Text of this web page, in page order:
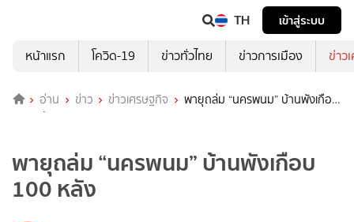
TH
เข้าสู่ระบบ
หน้าแรก
โควิด-19 ข่าวทั่วไทย ข่าวการเมือง ข่าว
อ่าน ข่าว ข่าวเศรษฐกิจ
พายุถล่ม “นครพนม” บ้านพังเกือบ
100 หลัง
พายุถล่ม “นครพนม” บ้านพังเกือบ
100 หลัง